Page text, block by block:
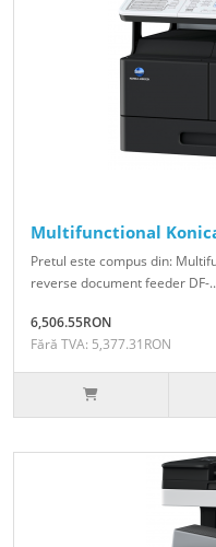
Multifunctional
Pretul este compus din:
reverse document feeder DF-..
6,506.55RON
Fără TVA: 5,377.31RON